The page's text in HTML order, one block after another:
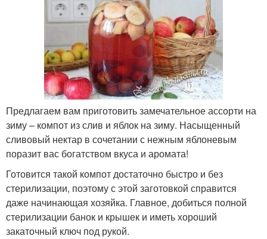
Предлагаем вам приготовить замечательное ассорти на
зиму – компот из слив и яблок на зиму. Насыщенный
сливовый нектар в сочетании с нежным яблоневым
поразит вас богатством вкуса и аромата!
Готовится такой компот достаточно быстро и без
стерилизации, поэтому с этой заготовкой справится
даже начинающая хозяйка. Главное, добиться полной
стерилизации банок и крышек и иметь хороший
закаточный ключ под рукой.